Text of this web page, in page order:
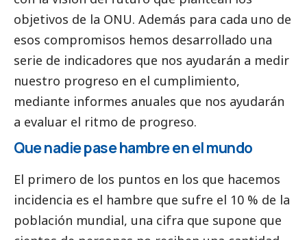
objetivos de la ONU. Además para cada uno de
esos compromisos hemos desarrollado una
serie de indicadores que nos ayudarán a medir
nuestro progreso en el cumplimiento,
mediante informes anuales que nos ayudarán
a evaluar el ritmo de progreso.
Que nadie pase hambre en el mundo
El primero de los puntos en los que hacemos
incidencia es el hambre que sufre el 10 % de la
población mundial, una cifra que supone que